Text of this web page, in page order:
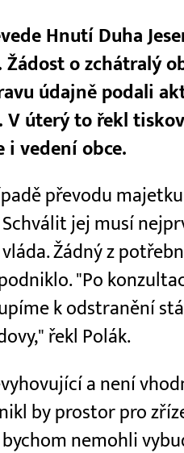
Hnutí Duha
o zchátralý
údajně podali
V úterý to řekl
i vedení obce.
převodu
jej musí
Žádný z
"Po
k odstranění
řekl Polák.
a není
by prostor pro
nemohli